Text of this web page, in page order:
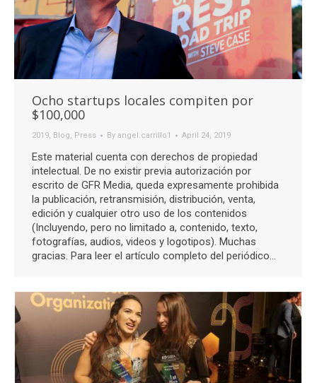
Ocho startups locales compiten por
$100,000
2019, Blog, Press By angel.carrillo1 April 24, 2019
Este material cuenta con derechos de propiedad
intelectual. De no existir previa autorización por
escrito de GFR Media, queda expresamente prohibida
la publicación, retransmisión, distribución, venta,
edición y cualquier otro uso de los contenidos
(Incluyendo, pero no limitado a, contenido, texto,
fotografías, audios, videos y logotipos). Muchas
gracias. Para leer el artículo completo del periódico…